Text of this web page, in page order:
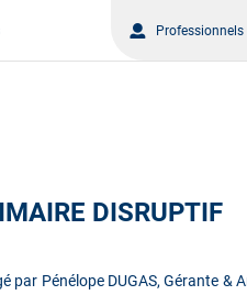
Professionnels
DISRUPTIF
par Pénélope DUGAS, Gérante &